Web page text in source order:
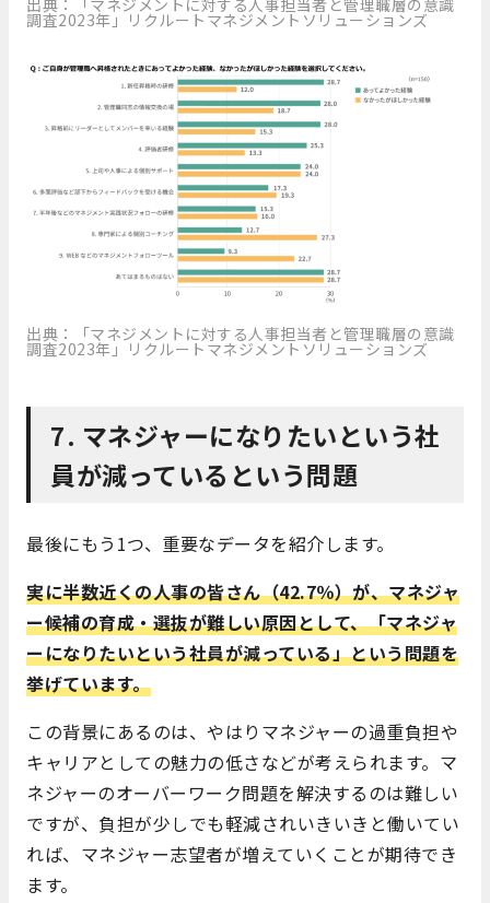
出典：「マネジメントに対する人事担当者と管理職層の意識
調査2023年」リクルートマネジメントソリューションズ
出典：「マネジメントに対する人事担当者と管理職層の意識
調査2023年」リクルートマネジメントソリューションズ
7. マネジャーになりたいという社
員が減っているという問題
最後にもう1つ、重要なデータを紹介します。
実に半数近くの人事の皆さん（42.7％）が、マネジャ
ー候補の育成・選抜が難しい原因として、「マネジャ
ーになりたいという社員が減っている」という問題を
挙げています。
この背景にあるのは、やはりマネジャーの過重負担や
キャリアとしての魅力の低さなどが考えられます。マ
ネジャーのオーバーワーク問題を解決するのは難しい
ですが、負担が少しでも軽減されいきいきと働いてい
れば、マネジャー志望者が増えていくことが期待でき
ます。